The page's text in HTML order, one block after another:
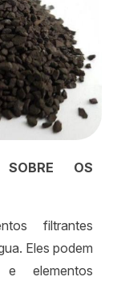
SOBRE OS
filtrantes
Eles podem
elementos